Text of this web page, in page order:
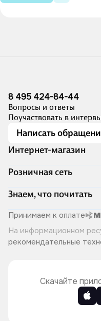
8 495 424-84-44
Вопросы и ответы
Поучаствовать в
Написать
Интернет-магазин
Акции
Доставка и оплата
Программа лояльности
Подарочные
Правила продажи
Политика
Розничная сеть
Адреса магазинов
Книжный Дозор
О компании
Читай-город для бизнеса
Хотите у нас работать?
Знаем, что почитать
Скоро в продаже
Лучшие из лучших
Читай-журнал
Принимаем к оплате
На информационном
рекомендательные
Скачайте